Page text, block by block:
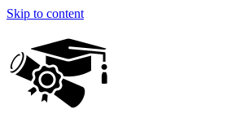
Skip to content